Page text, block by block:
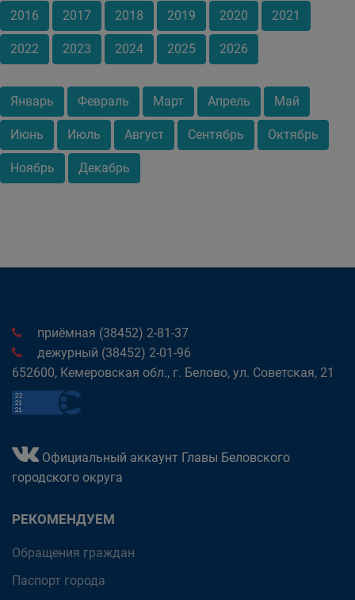
2016 2017 2018 2019 2020 2021
2022 2023 2024 2025 2026
Январь Февраль Март Апрель Май
Июнь Июль Август Сентябрь Октябрь
Ноябрь Декабрь
приёмная (38452) 2-81-37
дежурный (38452) 2-01-96
652600, Кемеровская обл., г. Белово, ул. Советская, 21
Официальный аккаунт Главы Беловского
городского округа
РЕКОМЕНДУЕМ
Обращения граждан
Паспорт города